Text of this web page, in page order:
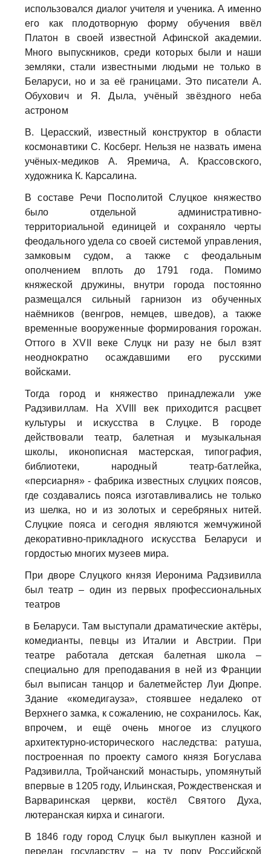
использовался диалог учителя и ученика. А именно
его как плодотворную форму обучения ввёл
Платон в своей известной Афинской академии.
Много выпускников, среди которых были и наши
земляки, стали известными людьми не только в
Беларуси, но и за её границами. Это писатели А.
Обухович и Я. Дыла, учёный звёздного неба
астроном
В. Церасский, известный конструктор в области
космонавтики С. Косберг. Нельзя не назвать имена
учёных-медиков А. Яремича, А. Крассовского,
художника К. Карсалина.
В составе Речи Посполитой Слуцкое княжество
было отдельной административно-
территориальной единицей и сохраняло черты
феодального удела со своей системой управления,
замковым судом, а также с феодальным
ополчением вплоть до 1791 года. Помимо
княжеской дружины, внутри города постоянно
размещался сильный гарнизон из обученных
наёмников (венгров, немцев, шведов), а также
временные вооруженные формирования горожан.
Оттого в XVII веке Слуцк ни разу не был взят
неоднократно осаждавшими его русскими
войсками.
Тогда город и княжество принадлежали уже
Радзивиллам. На XVIII век приходится расцвет
культуры и искусства в Слуцке. В городе
действовали театр, балетная и музыкальная
школы, иконописная мастерская, типография,
библиотеки, народный театр-батлейка,
«персиарня» - фабрика известных слуцких поясов,
где создавались пояса изготавливались не только
из шелка, но и из золотых и серебряных нитей.
Слуцкие пояса и сегодня являются жемчужиной
декоративно-прикладного искусства Беларуси и
гордостью многих музеев мира.
При дворе Слуцкого князя Иеронима Радзивилла
был театр – один из первых профессиональных
театров
в Беларуси. Там выступали драматические актёры,
комедианты, певцы из Италии и Австрии. При
театре работала детская балетная школа –
специально для преподавания в ней из Франции
был выписан танцор и балетмейстер Луи Дюпре.
Здание «комедигауза», стоявшее недалеко от
Верхнего замка, к сожалению, не сохранилось. Как,
впрочем, и ещё очень многое из слуцкого
архитектурно-исторического наследства: ратуша,
построенная по проекту самого князя Богуслава
Радзивилла, Тройчанский монастырь, упомянутый
впервые в 1205 году, Ильинская, Рождественская и
Варваринская церкви, костёл Святого Духа,
лютеранская кирха и синагоги.
В 1846 году город Слуцк был выкуплен казной и
передан государству – на ту пору Российской